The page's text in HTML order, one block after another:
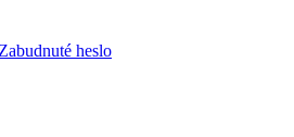
Zabudnuté heslo